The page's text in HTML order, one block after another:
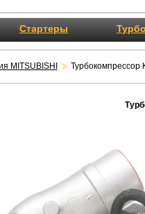
Стартеры
MITSUBISHI Турбокомпрессор